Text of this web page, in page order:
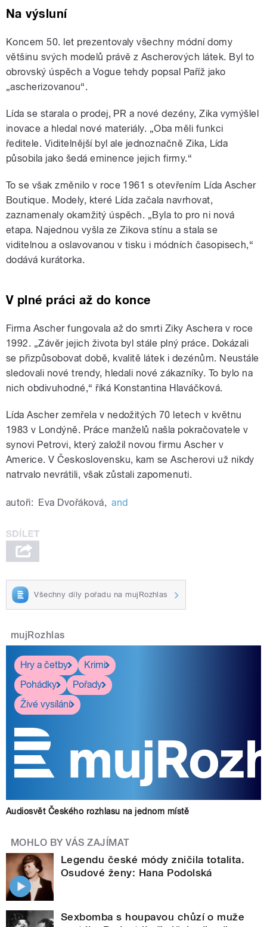
Na výsluní
Koncem 50. let prezentovaly všechny módní domy
většinu svých modelů právě z Ascherových látek. Byl to
obrovský úspěch a Vogue tehdy popsal Paříž jako
„ascherizovanou“.
Lída se starala o prodej, PR a nové dezény, Zika vymýšlel
inovace a hledal nové materiály. „Oba měli funkci
ředitele. Viditelnější byl ale jednoznačně Zika, Lída
působila jako šedá eminence jejich firmy.“
To se však změnilo v roce 1961 s otevřením Lída Ascher
Boutique. Modely, které Lída začala navrhovat,
zaznamenaly okamžitý úspěch. „Byla to pro ni nová
etapa. Najednou vyšla ze Zikova stínu a stala se
viditelnou a oslavovanou v tisku i módních časopisech,“
dodává kurátorka.
V plné práci až do konce
Firma Ascher fungovala až do smrti Ziky Aschera v roce
1992. „Závěr jejich života byl stále plný práce. Dokázali
se přizpůsobovat době, kvalitě látek i dezénům. Neustále
sledovali nové trendy, hledali nové zákazníky. To bylo na
nich obdivuhodné,“ říká Konstantina Hlaváčková.
Lída Ascher zemřela v nedožitých 70 letech v květnu
1983 v Londýně. Práce manželů našla pokračovatele v
synovi Petrovi, který založil novou firmu Ascher v
Americe. V Československu, kam se Ascherovi už nikdy
natrvalo nevrátili, však zůstali zapomenuti.
autoři: Eva Dvořáková, and
Všechny díly pořadu na mujRozhlas
mujRozhlas
Hry a četby
Krimi
Pohádky
Pořady
Živé vysílání
Audiosvět Českého rozhlasu na jednom místě
MOHLO BY VÁS ZAJÍMAT
Legendu české módy zničila totalita.
Osudové ženy: Hana Podolská
Sexbomba s houpavou chůzí o muže